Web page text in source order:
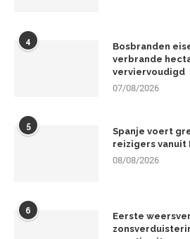
4
Bosbranden
verbrande
verviervoudigd
07/08/2026
5
Spanje voert
reizigers vanuit
08/08/2026
6
Eerste